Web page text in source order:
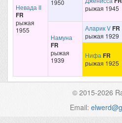
Невада II
FR
рыжая
1955
1950
рыжая 1945
Намуна
FR
рыжая
1939
Аларик VFR
рыжая 1929
Нифа FR
рыжая 1925
© 2015-2026
Email: